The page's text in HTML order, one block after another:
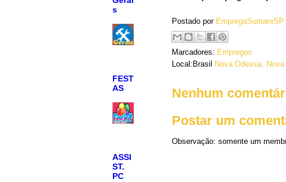
Postado por EmpregaSumareSP
Marcadores: Empregos
Local:Brasil
Nova Odessa,
Nenhum
Postar um
Observação: somente um
s
FEST
AS
ASSI
ST.
PC